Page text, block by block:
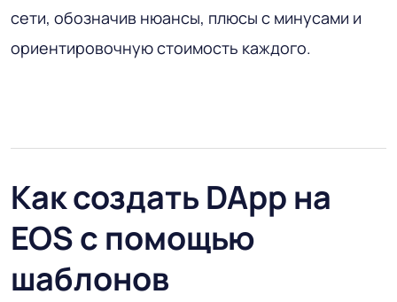
сети, обозначив нюансы, плюсы с минусами и
ориентировочную стоимость каждого.
Как создать DApp на
EOS с помощью
шаблонов